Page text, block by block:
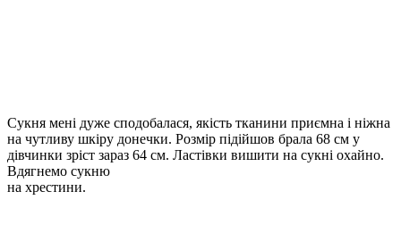
Сукня мені дуже сподобалася, якість тканини приємна і ніжна
на чутливу шкіру донечки. Розмір підійшов брала 68 см у
дівчинки зріст зараз 64 см. Ластівки вишити на сукні охайно.
Вдягнемо сукню
на хрестини.